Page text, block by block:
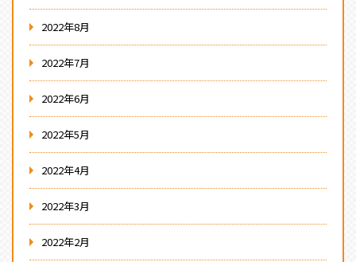
2022年8月
2022年7月
2022年6月
2022年5月
2022年4月
2022年3月
2022年2月